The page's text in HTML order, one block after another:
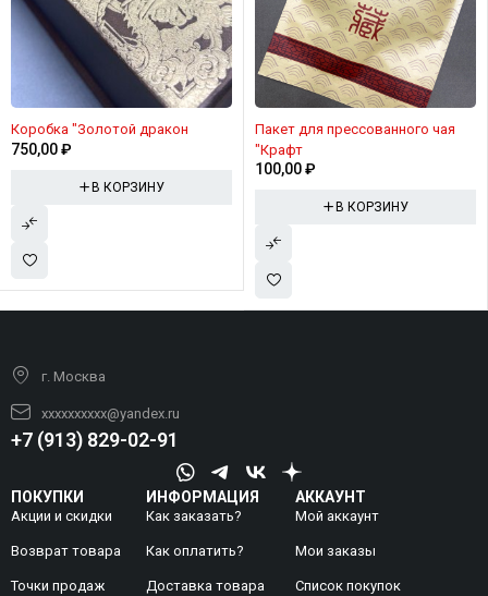
Коробка "Золотой дракон
750,00₽
В КОРЗИНУ
Пакет для прессованного чая
"Крафт
100,00₽
В КОРЗИНУ
г. Москва
xxxxxxxxxx@yandex.ru
+7 (913) 829-02-91
ПОКУПКИ
Акции и скидки
Возврат товара
Точки продаж
ИНФОРМАЦИЯ
Как заказать?
Как оплатить?
Доставка товара
АККАУНТ
Мой аккаунт
Mои заказы
Список покупок